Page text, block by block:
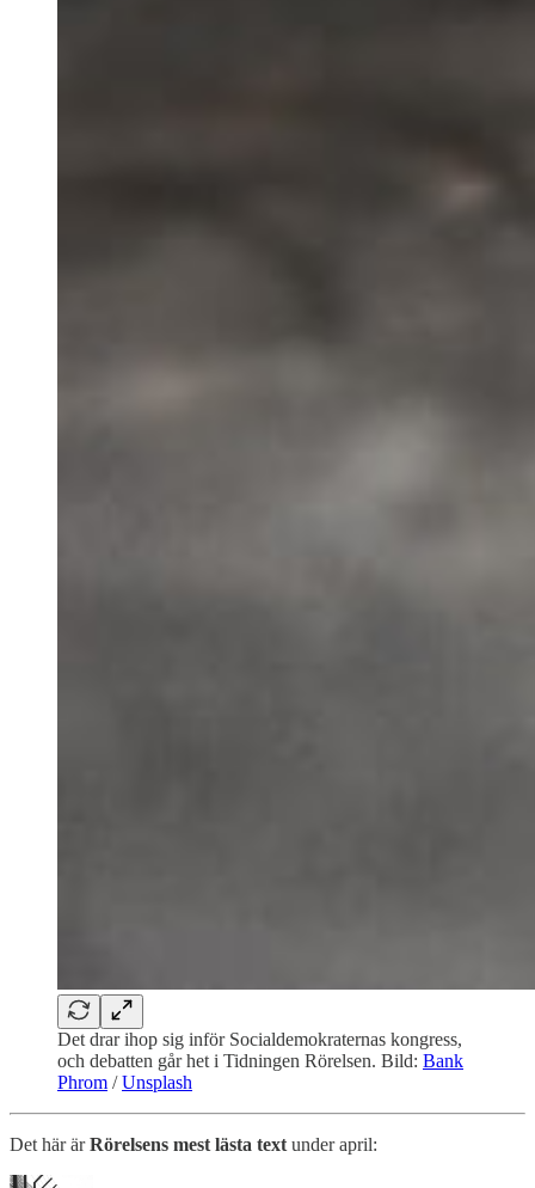
Det drar ihop sig inför Socialdemokraternas kongress,
och debatten går het i Tidningen Rörelsen. Bild: Bank
Phrom /Unsplash
Det här ärRörelsens mest lästa text under april: